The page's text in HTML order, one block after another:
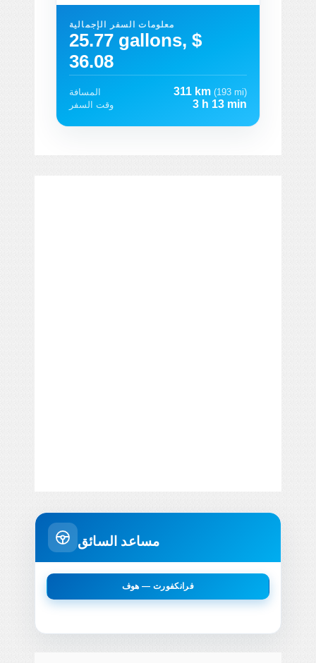
معلومات السفر الإجمالية
25.77 gallons, $
36.08
المسافة 311 km (193 mi)
وقت السفر
3 h 13 min
مساعد السائق
فرانكفورت — هوف